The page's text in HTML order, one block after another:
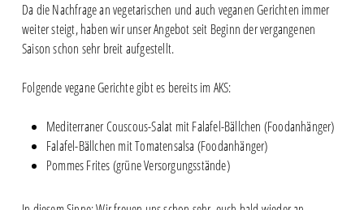
Da die Nachfrage an vegetarischen und auch veganen Gerichten immer
weiter steigt, haben wir unser Angebot seit Beginn der vergangenen
Saison schon sehr breit aufgestellt.
Folgende vegane Gerichte gibt es bereits im AKS:
Mediterraner Couscous-Salat mit Falafel-Bällchen (Foodanhänger)
Falafel-Bällchen mit Tomatensalsa (Foodanhänger)
Pommes Frites (grüne Versorgungsstände)